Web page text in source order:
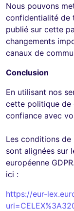
Nous pouvons
confidentialité de
publié sur cette
changements
canaux de
Conclusion
En utilisant nos
cette politique de
confiance avec
Les conditions
sont alignées sur
européenne
ici :
https://eur-